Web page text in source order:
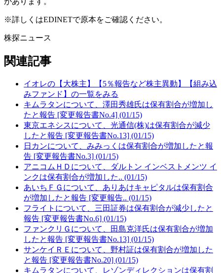
※詳しくはEDINETで原本をご確認ください。
株探ニュース
関連記事
イオレの【大株主】【5％報告など株主異動】【組み込
みファンド】の一覧をみる
キムラタンについて、澤田秀雄氏は保有割合が増加し
たと報告 [変更報告書No.4] (01/15)
東京エネシスについて、光通信(株)は保有割合が減少
したと報告 [変更報告書No.13] (01/15)
日カンについて、みみっくは保有割合が増加したと報
告 [変更報告書No.3] (01/15)
アニコムＨＤについて、ダルトン インベストメンツ イ
ンクは保有割合が増加した.. (01/15)
あいちＦＧについて、ありあけキャピタルは保有割合
が増加したと報告 [変更報告.. (01/15)
フライトについて、三田証券は保有割合が減少したと
報告 [変更報告書No.6] (01/15)
ファンクリＧについて、田島克洋氏は保有割合が増加
したと報告 [変更報告書No.13] (01/15)
サンケイＲＥについて、野村証は保有割合が増加した
と報告 [変更報告書No.20] (01/15)
キムラタンについて、レゾンディレクションは保有割